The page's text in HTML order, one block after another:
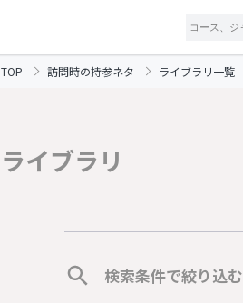
TOP 訪問時の持参ネタ ライブラリ一覧
ライブラリ
検索条件で絞り込む